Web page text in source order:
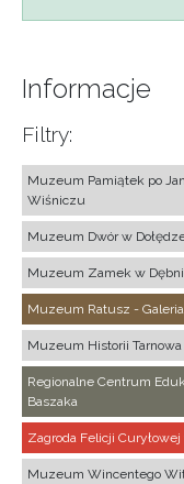
Informacje
Filtry:
Muzeum Pamiątek po
Wiśniczu
Muzeum Dwór w
Muzeum Zamek w
Muzeum Ratusz -
Muzeum Historii
Regionalne Centrum
Baszaka
Zagroda Felicji
Muzeum Wincentego